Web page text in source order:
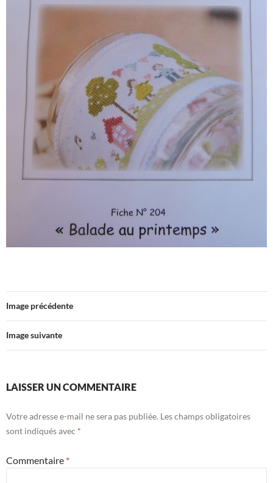
Image précédente
Image suivante
LAISSER UN COMMENTAIRE
Votre adresse e-mail ne sera pas publiée. Les champs obligatoires
sont indiqués avec *
Commentaire *